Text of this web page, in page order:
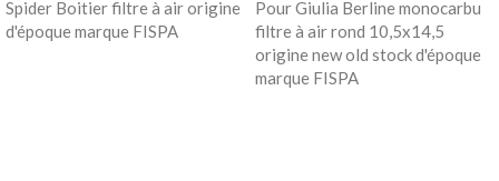
Spider Boitier filtre à air origine
d'époque marque FISPA
Pour Giulia Berline monocarbu
filtre à air rond 10,5x14,5
origine new old stock d'époque
marque FISPA